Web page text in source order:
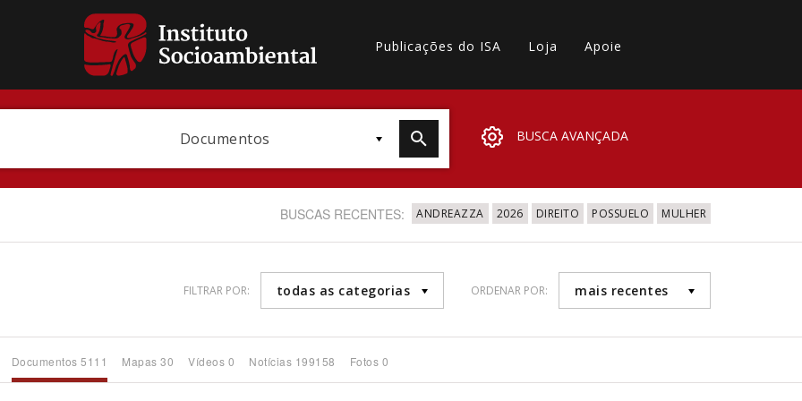
Publicações do ISA Loja Apoie
Documentos BUSCA AVANÇADA
BUSCAS RECENTES: ANDREAZZA 2026 DIREITO POSSUELO MULHER
FILTRAR POR: todas as categorias ORDENAR POR: mais recentes
Documentos 5111 Mapas 30 Vídeos 0 Notícias 199158 Fotos 0